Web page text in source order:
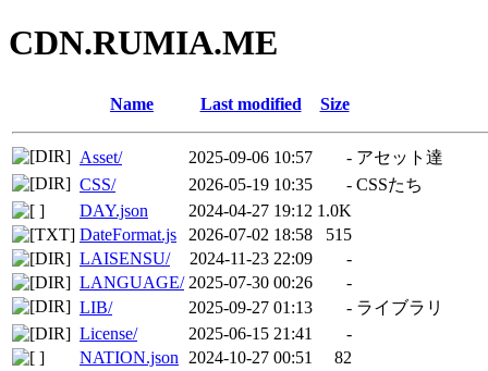
CDN.RUMIA.ME
Name Last modified Size
Asset/ 2025-09-06 10:57 - アセット達
CSS/
2026-05-19 10:35 - CSSたち
DAY.json
2024-04-27 19:12 1.0K
DateFormat.js
2026-07-02 18:58
515
LAISENSU/
2024-11-23 22:09
-
LANGUAGE/ 2025-07-30 00:26
-
LIB/
2025-09-27 01:13 - ライブラリ
License/
2025-06-15 21:41
-
NATION.json
2024-10-27 00:51
82